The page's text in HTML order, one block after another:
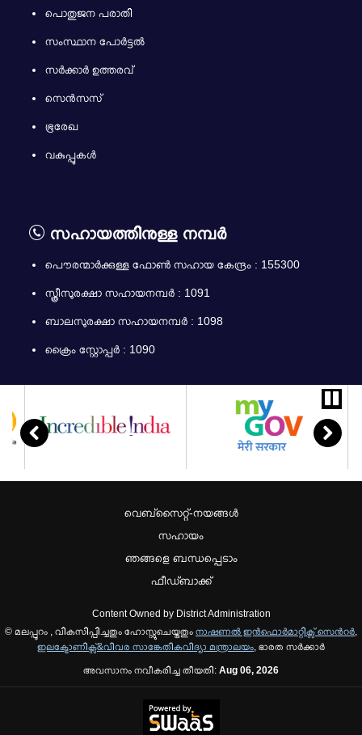
പൊതുജന പരാതി
സംസ്ഥാന പോര്‍ട്ടല്‍
സർക്കാർ ഉത്തരവ്
സെൻസസ്
ഭൂരേഖ
വകുപ്പുകൾ
സഹായത്തിനുള്ള നമ്പർ
പൌരന്മാര്‍ക്കുള്ള ഫോണ്‍ സഹായ കേന്ദ്രം : 155300
സ്ത്രീസുരക്ഷാ സഹായനമ്പര്‍ : 1091
ബാലസുരക്ഷാ സഹായനമ്പര്‍ : 1098
ക്രൈം സ്റ്റോപ്പർ : 1090
വെബ്സൈറ്റ്-നയങ്ങള്‍
സഹായം
ഞങ്ങളെ ബന്ധപ്പെടാം
ഫീഡ്ബാക്ക്
Content Owned by District Administration
© മലപ്പുറം , വികസിപ്പിച്ചതും ഹോസ്റ്റുചെയ്തതും നാഷണല്‍ ഇന്‍ഫൊര്‍മാറ്റിക്സ് സെന്‍റര്‍,
ഇലക്ട്രോണിക്സ്&വിവര സാങ്കേതികവിദ്യാ മന്ത്രാലയം, ഭാരത സര്‍ക്കാര്‍
അവസാനം നവീകരിച്ച തീയതി: Aug 06, 2026